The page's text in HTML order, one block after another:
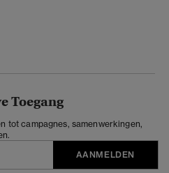
Toegang
tot campagnes, samenwerkingen,
AANMELDEN